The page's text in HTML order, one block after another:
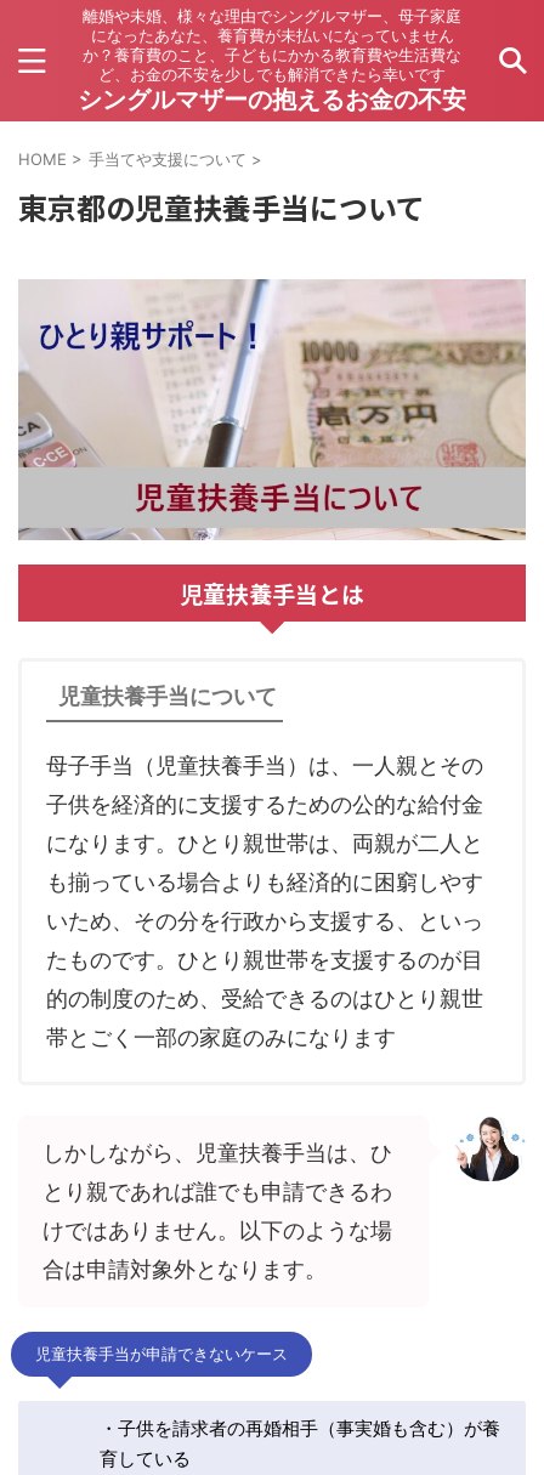
離婚や未婚、様々な理由でシングルマザー、母子家庭
になったあなた、養育費が未払いになっていません
か？養育費のこと、子どもにかかる教育費や生活費な
ど、お金の不安を少しでも解消できたら幸いです
シングルマザーの抱えるお金の不安
HOME > 手当てや支援について >
東京都の児童扶養手当について
児童扶養手当とは
児童扶養手当について
母子手当（児童扶養手当）は、一人親とその
子供を経済的に支援するための公的な給付金
になります。ひとり親世帯は、両親が二人と
も揃っている場合よりも経済的に困窮しやす
いため、その分を行政から支援する、といっ
たものです。ひとり親世帯を支援するのが目
的の制度のため、受給できるのはひとり親世
帯とごく一部の家庭のみになります
しかしながら、児童扶養手当は、ひ
とり親であれば誰でも申請できるわ
けではありません。以下のような場
合は申請対象外となります。
児童扶養手当が申請できないケース
・子供を請求者の再婚相手（事実婚も含む）が養
育している